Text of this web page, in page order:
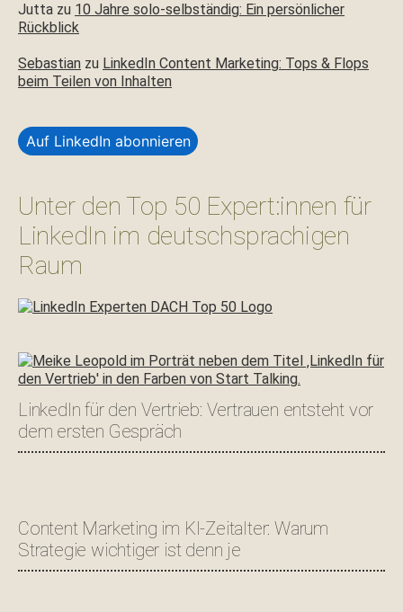
Jutta zu 10 Jahre solo-selbständig: Ein persönlicher
Rückblick
Sebastian zu LinkedIn Content Marketing: Tops & Flops
beim Teilen von Inhalten
Auf LinkedIn abonnieren
Unter den Top 50 Expert:innen für
LinkedIn im deutschsprachigen
Raum
LinkedIn für den Vertrieb: Vertrauen entsteht vor
dem ersten Gespräch
Content Marketing im KI-Zeitalter: Warum
Strategie wichtiger ist denn je